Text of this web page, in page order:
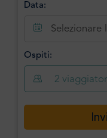
Data:
Selezionare
Ospiti:
2